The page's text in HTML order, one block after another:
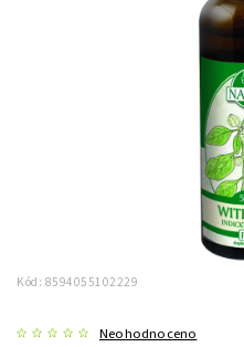
Kód: 8594055102229
Neohodnoceno